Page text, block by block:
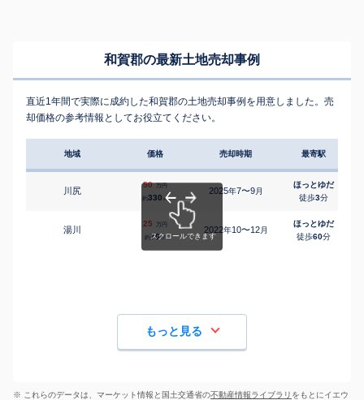
和賀郡の最新土地売却事例
直近1年間で実際に成約した和賀郡の土地売却事例を用意しました。売
却価格の参考情報としてお役立てください。
地域 価格 売却時期 最寄駅
川尻
50 万円
約330 ㎡
2025年7〜9月
ほっとゆだ
徒歩3分
湯川
25 万円
約70㎡
2022年10〜12月
ほっとゆだ
徒歩60分
もっと見る
※ これらのデータは、マーケット情報と国土交通省の不動産情報ライブラリ をもとにイエウ